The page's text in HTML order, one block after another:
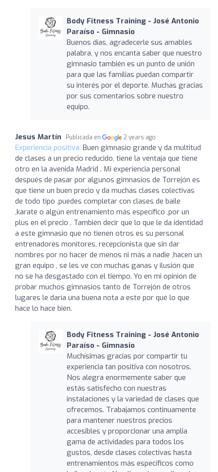
Body Fitness Training - José Antonio
Paraíso - Gimnasio
Buenos días, agradecerle sus amables
palabra, y nos encanta saber que nuestro
gimnasio también es un punto de unión
para que las familias puedan compartir
su interés por el deporte. Muchas gracias
por sus comentarios sobre nuestro
equipo.
Jesus Martín Publicada en 2 years ago
Experiencia positiva: Buen gimnasio grande y da multitud
de clases a un precio reducido, tiene la ventaja que tiene
otro en la avenida Madrid . Mi experiencia personal
después de pasar por algunos gimnasios de Torrejón es
que tiene un buen precio y da muchas clases colectivas
de todo tipo ,puedes completar con clases de baile
,karate o algún entrenamiento más específico ,por un
plus en el precio . También decir que lo que le da identidad
a este gimnasio que no tienen otros es su personal
entrenadores monitores, recepcionista que sin dar
nombres por no hacer de menos ni más a nadie ,hacen un
gran equipo , se les ve con muchas ganas y ilusión que
no se ha desgastado con el tiempo. Yo en mi opinión de
probar muchos gimnasios tanto de Torrejón de otros
lugares le daría una buena nota a este por qué lo que
hace lo hace bien.
Body Fitness Training - José Antonio
Paraíso - Gimnasio
Muchísimas gracias por compartir tu
experiencia tan positiva con nosotros.
Nos alegra enormemente saber que
estás satisfecho con nuestras
instalaciones y la variedad de clases que
ofrecemos. Trabajamos continuamente
para mantener nuestros precios
accesibles y proporcionar una amplia
gama de actividades para todos los
gustos, desde clases colectivas hasta
entrenamientos más específicos como